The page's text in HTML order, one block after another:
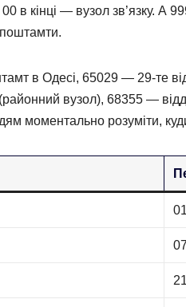
в кінці — вузол зв’язку. А
в Одесі, 65029 — 29-те
вузол), 68355 —
моментально розуміти,